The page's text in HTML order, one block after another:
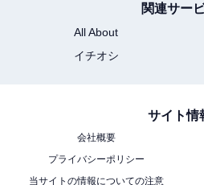
関連サー
All About
イチオシ
サイト情
会社概要
プライバシーポリシー
当サイトの情報についての注意